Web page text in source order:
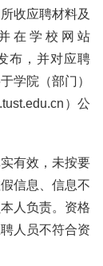
收应聘材料及
在学校网站
布，并对应聘
学院（部门）
）公
有效，未按要
信息、信息不
人负责。资格
人员不符合资